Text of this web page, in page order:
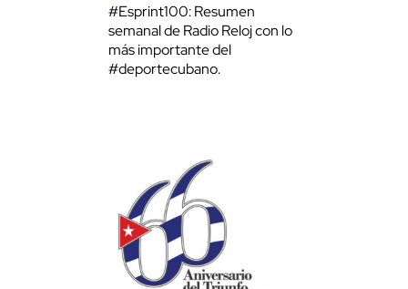
#Esprint100: Resumen
semanal de Radio Reloj con lo
más importante del
#deportecubano.